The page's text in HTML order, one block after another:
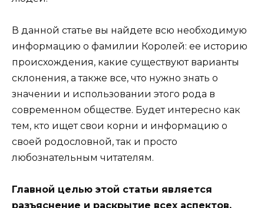
В данной статье вы найдете всю необходимую
информацию о фамилии Королей: ее историю
происхождения, какие существуют варианты
склонения, а также все, что нужно знать о
значении и использовании этого рода в
современном обществе. Будет интересно как
тем, кто ищет свои корни и информацию о
своей родословной, так и просто
любознательным читателям.
Главной целью этой статьи является
разъяснение и раскрытие всех аспектов,